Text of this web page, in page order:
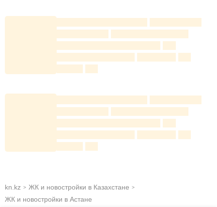
Во дворе расположены детская площадка,
прогулочная зона, скамейки.
kn.kz > ЖК и новостройки в Казахстане >
ЖК и новостройки в Астане